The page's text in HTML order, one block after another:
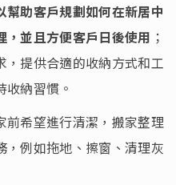
幫助客戶規劃如何在新居中
並且方便客戶日後使用 ；
提供合適的收納方式和工
納習慣。
希望進行清潔，搬家整理
，例如拖地、擦窗、清理灰